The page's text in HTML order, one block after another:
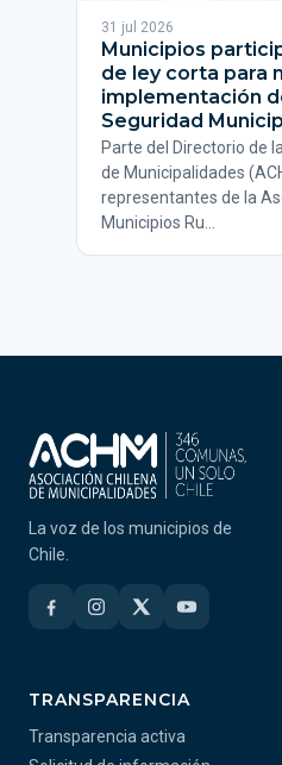
31 jul 2026
Municipios
de ley corta para
implementación
Seguridad
Parte del Directorio de
de Municipalidades
representantes de la
Municipios Ru…
La voz de los municipios de
Chile.
TRANSPARENCIA
Transparencia activa